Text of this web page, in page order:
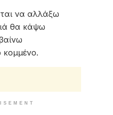
να αλλάξω
θα κάψω
κομμένο.